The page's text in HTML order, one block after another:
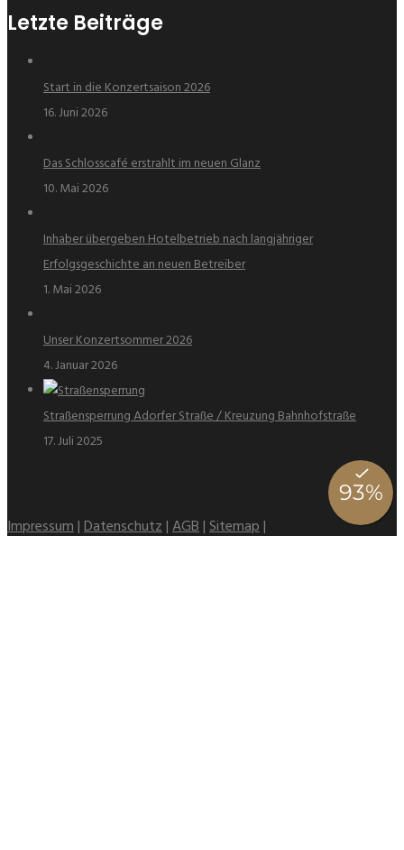
Letzte Beiträge
Start in die Konzertsaison 2026
16. Juni 2026
Das Schlosscafé erstrahlt im neuen Glanz
10. Mai 2026
Inhaber übergeben Hotelbetrieb nach langjähriger
Erfolgsgeschichte an neuen Betreiber
1. Mai 2026
Unser Konzertsommer 2026
4. Januar 2026
Straßensperrung Adorfer Straße / Kreuzung Bahnhofstraße
17. Juli 2025
Impressum|Datenschutz|AGB|Sitemap|